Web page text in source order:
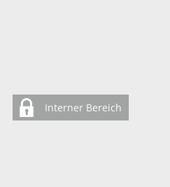
Interner Bereich